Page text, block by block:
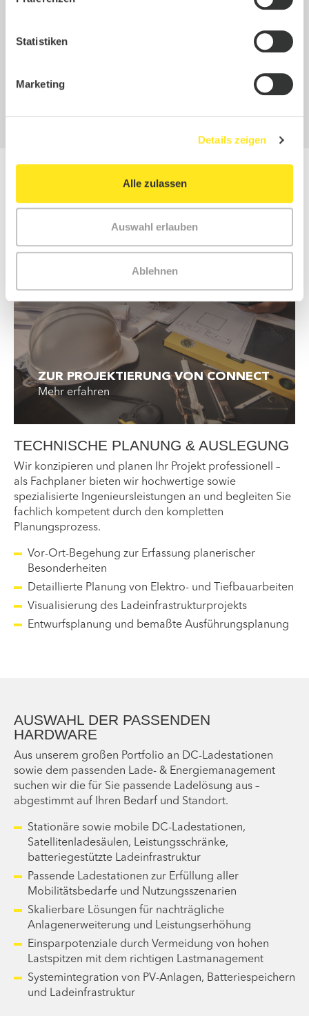
Statistiken
Marketing
Details zeigen
Alle zulassen
Auswahl erlauben
Ablehnen
mit eindeutigen
ZU UNSEREN
FÜR LKW-FLOTTEN
ZUR PROJEKTIERUNG VON CONNECT
Mehr erfahren
TECHNISCHE PLANUNG & AUSLEGUNG
Wir konzipieren und planen Ihr Projekt professionell –
als Fachplaner bieten wir hochwertige sowie
spezialisierte Ingenieursleistungen an und begleiten Sie
fachlich kompetent durch den kompletten
Planungsprozess.
Vor-Ort-Begehung zur Erfassung planerischer
Besonderheiten
Detaillierte Planung von Elektro- und Tiefbauarbeiten
Visualisierung des Ladeinfrastrukturprojekts
Entwurfsplanung und bemaßte Ausführungsplanung
AUSWAHL DER PASSENDEN
HARDWARE
Aus unserem großen Portfolio an DC-Ladestationen
sowie dem passenden Lade- & Energiemanagement
suchen wir die für Sie passende Ladelösung aus –
abgestimmt auf Ihren Bedarf und Standort.
Stationäre sowie mobile DC-Ladestationen,
Satellitenladesäulen, Leistungsschränke,
batteriegestützte Ladeinfrastruktur
Passende Ladestationen zur Erfüllung aller
Mobilitätsbedarfe und Nutzungsszenarien
Skalierbare Lösungen für nachträgliche
Anlagenerweiterung und Leistungserhöhung
Einsparpotenziale durch Vermeidung von hohen
Lastspitzen mit dem richtigen Lastmanagement
Systemintegration von PV-Anlagen, Batteriespeichern
und Ladeinfrastruktur